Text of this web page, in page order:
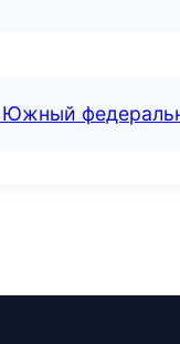
Южный